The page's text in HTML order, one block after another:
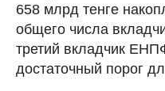
658 млрд тенге
общего числа
третий вкладчик
достаточный порог